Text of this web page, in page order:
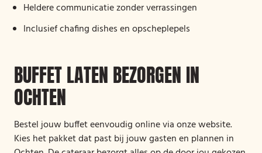
Heldere communicatie zonder verrassingen
Inclusief chafing dishes en opscheplepels
BUFFET LATEN BEZORGEN IN
OCHTEN
Bestel jouw buffet eenvoudig online via onze website.
Kies het pakket dat past bij jouw gasten en plannen in